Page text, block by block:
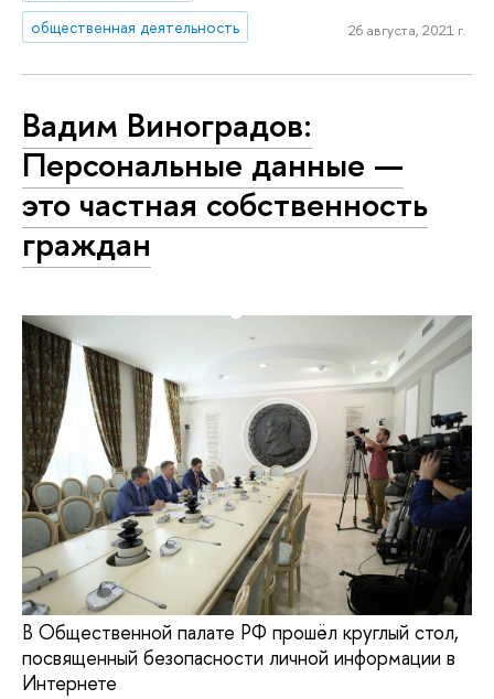
общественная деятельность
26 августа, 2021 г.
Вадим Виноградов:
Персональные данные —
это частная собственность
граждан
В Общественной палате РФ прошёл круглый стол,
посвященный безопасности личной информации в
Интернете